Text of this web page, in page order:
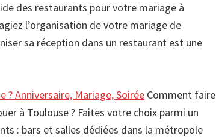
des restaurants pour votre mariage à
l’organisation de votre mariage de
sa réception dans un restaurant est une
? Anniversaire, Mariage, Soirée Comment faire
à Toulouse ? Faites votre choix parmi un
: bars et salles dédiées dans la métropole